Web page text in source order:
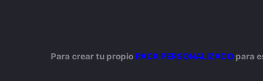
Para crear tu propio PACK PERSONALIZADO para